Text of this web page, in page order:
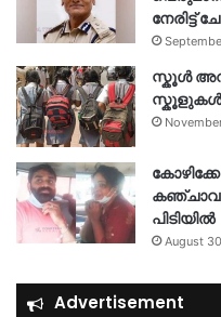
നേരിട്ട്
സ്കൂൾ
പിടിയിൽ
August
Advertisement